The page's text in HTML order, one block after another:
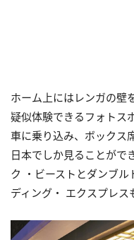
ホーム上にはレンガの壁
疑似体験できるフォトス
車に乗り込み、ボックス
日本でしか見ることがで
ク ・ビーストとダンブ
ディング・ エクスプレス